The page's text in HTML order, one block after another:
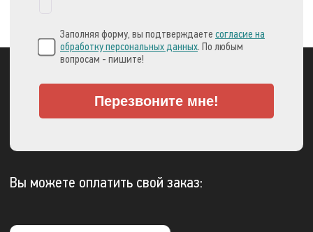
Заполняя форму, вы подтверждаете согласие на
обработку персональных данных. По любым
вопросам - пишите!
Перезвоните мне!
Вы можете оплатить свой заказ: